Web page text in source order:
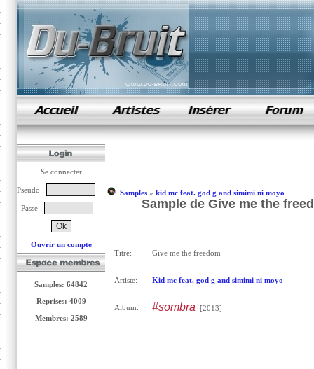
samples de rap
Se connecter
Pseudo :
Passe :
Ouvrir un compte
Samples: 64842
Reprises: 4009
Membres: 2589
Samples» kid mc feat. god g and simimi ni moyo
Sample de Give me the
Titre: Give me the freedom
Artiste: Kid mc feat. god g and simimi ni moyo
Album: #sombra [2013]